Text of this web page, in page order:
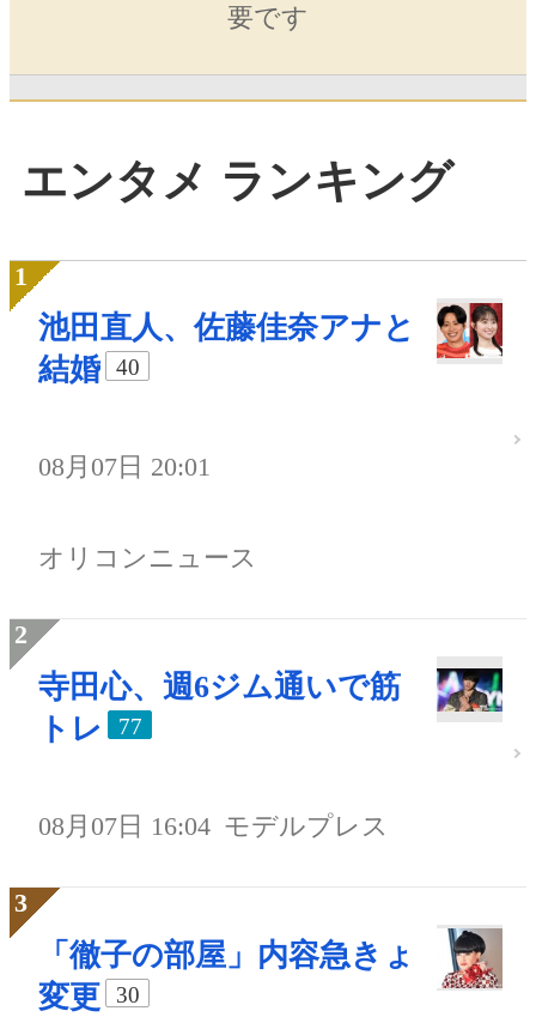
要です
エンタメ ランキング
池田直人、佐藤佳奈アナと
結婚
40
08月07日 20:01
オリコンニュース
寺田心、週6ジム通いで筋
トレ
77
08月07日 16:04 モデルプレス
「徹子の部屋」内容急きょ
変更
30